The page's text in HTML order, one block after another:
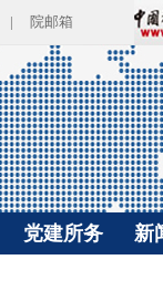
| 院邮箱
党建所务 新